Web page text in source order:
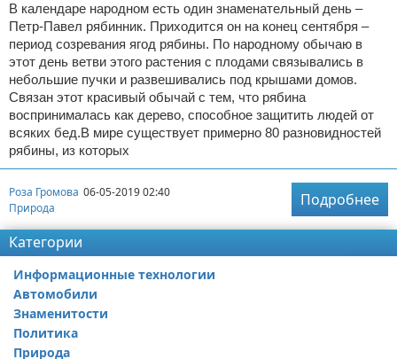
В календаре народном есть один знаменательный день –
Петр-Павел рябинник. Приходится он на конец сентября –
период созревания ягод рябины. По народному обычаю в
этот день ветви этого растения с плодами связывались в
небольшие пучки и развешивались под крышами домов.
Связан этот красивый обычай с тем, что рябина
воспринималась как дерево, способное защитить людей от
всяких бед.В мире существует примерно 80 разновидностей
рябины, из которых
Роза Громова 06-05-2019 02:40
Природа
Подробнее
Категории
Информационные технологии
Автомобили
Знаменитости
Политика
Природа